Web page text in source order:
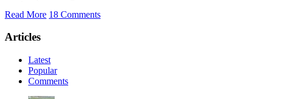
Read More 18 Comments
Articles
Latest
Popular
Comments